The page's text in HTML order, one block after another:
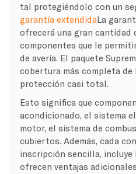
tal protegiéndolo con un
garantía extendidaLa
ofrecerá una gran cantidad
componentes que le
de avería. El paquete
cobertura más completa
protección casi total.
Esto significa que
acondicionado, el sistema
motor, el sistema de
cubiertos. Además, cada
inscripción sencilla, incluye
ofrecen ventajas